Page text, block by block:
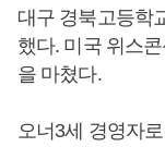
대구 경북고등학
했다. 미국 위스
을 마쳤다.
오너3세 경영자